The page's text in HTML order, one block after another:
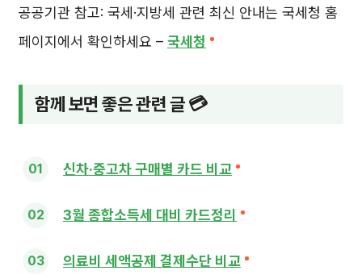
공공기관 참고: 국세·지방세 관련 최신 안내는 국세청 홈
페이지에서 확인하세요 – 국세청
함께 보면 좋은 관련 글 💳
신차·중고차 구매별 카드 비교
3월 종합소득세 대비 카드정리
의료비 세액공제 결제수단 비교